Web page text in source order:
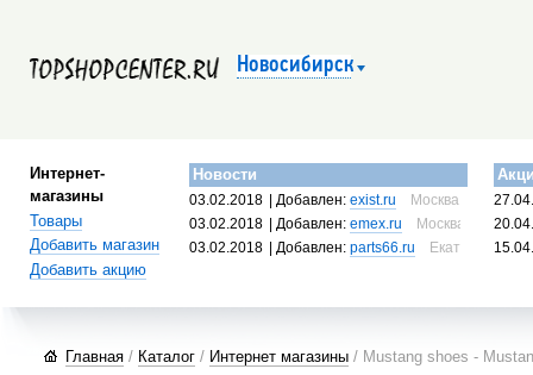
Новосибирск
Интернет-
магазины
Товары
Добавить магазин
Добавить акцию
Новости
03.02.2018 | Добавлен:exist.ru
Москва, Россия
03.02.2018
| Добавлен:emex.ru
Москва, Россия
03.02.2018
| Добавлен:parts66.ru Екатеринбург,
Главная / Каталог / Интернет магазины / Mustang shoes -